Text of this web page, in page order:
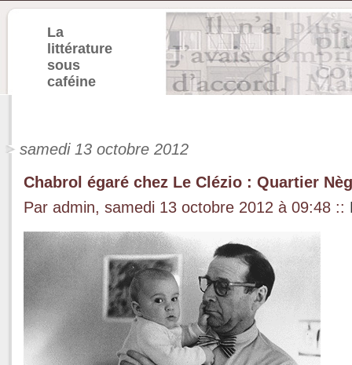
La
littérature
sous
caféine
samedi 13 octobre 2012
Chabrol égaré chez Le Clézio : Quartier
Par admin, samedi 13 octobre 2012 à 09:48 ::